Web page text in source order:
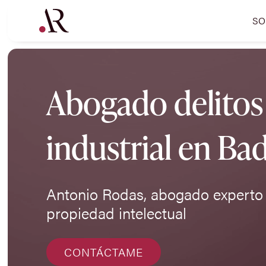
Abogado
industrial en
Antonio Rodas, abogado
propiedad intelectual
CONTÁCTAME